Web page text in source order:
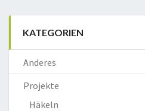
KATEGORIEN
Anderes
Projekte
Häkeln